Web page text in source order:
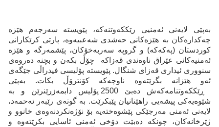
بەپێی لایەنی ئەمنیی رێککەوتنەکە، پێویستە سەرجەم هێزە
چەکدارەکان بە هێزەکانی حەشدی شەعبیەوە، پارتی کرێکارانی
کوردستان (پەکەکە) و گروپە سەربەخۆکان، پێشمەرگە و هێزە
ئەمنیەکانی عێراق ناوەندی قەزاکە چۆڵ بکەن و بچنە دەروەی
سنووری ئیداری قەزای شنگال. پێویستە پۆلیسی فیدراڵی جێگەی
ئەو هێزانە بگرێتەوە ناوچەکە کۆنترۆڵ بکات. بەپێی
ڕێککەوتنامەکەش دەبێ 2500 پۆلیس دابمەزرێنرێن و بە
شێوەیەکی پیشەیی راهێنانیان پێبکرێت. بە گوتەی رێبەر ئەحمەد،
لایەنی ئەمنی مەرجێکی پێشوەختەیە بۆ نۆژەنكردنەوەی خانوو و
ژێرخانەکان، چونکە دەبێت دۆخی ئەمنی ئاسایی بکرێتەوە و